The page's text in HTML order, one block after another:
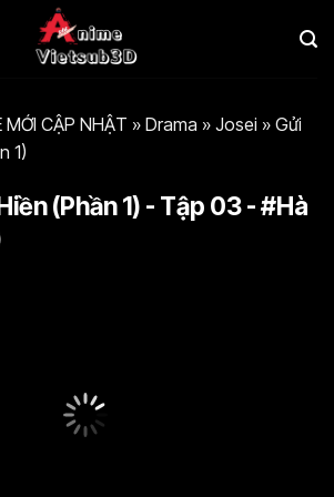
MỚI CẬP NHẬT » Drama » Josei » Gửi
1)
(Phần 1) - Tập 03 - #Hà